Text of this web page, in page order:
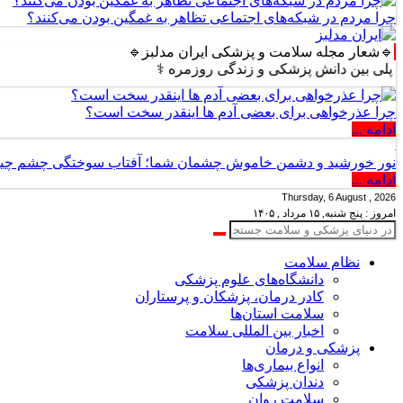
چرا مردم در شبکه‌های اجتماعی تظاهر به غمگین بودن می‌کنند؟
🔹شعار مجله سلامت و پزشکی ایران مدلبز🔹
دانش پزشکی و زندگی روزمره ⚕️
چرا عذرخواهی برای بعضی آدم ها اینقدر سخت است؟
ادامه ...
نور خورشید و دشمن خاموش چشمان شما؛ آفتاب سوختگی چشم
ادامه ...
Thursday, 6 August , 2026
امروز : پنج شنبه, ۱۵ مرداد , ۱۴۰۵
نظام سلامت
دانشگاه‌های علوم پزشکی
کادر درمان، پزشکان و پرستاران
سلامت استان‌ها
اخبار بین المللی سلامت
پزشکی و درمان
انواع بیماری‌ها
دندان پزشکی
سلامت روان